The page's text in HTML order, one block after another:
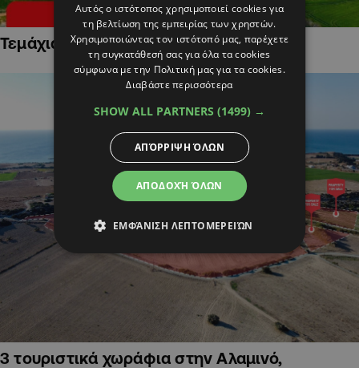
Τεμάχια Γης σε Οικιστικές Περιοχές
3 τουριστικά χωράφια στην Αλαμινό,
Αυτός ο ιστότοπος χρησιμοποιεί cookies για
τη βελτίωση της εμπειρίας των χρηστών.
Χρησιμοποιώντας τον ιστότοπό μας, παρέχετε
τη συγκατάθεσή σας για όλα τα cookies
σύμφωνα με την Πολιτική μας για τα cookies.
Διαβάστε περισσότερα
SHOW ALL PARTNERS (1499) →
ΑΠΟΔΟΧΉ ΌΛΩΝ
ΑΠΌΡΡΙΨΗ ΌΛΩΝ
ΕΜΦΆΝΙΣΗ ΛΕΠΤΟΜΕΡΕΙΏΝ